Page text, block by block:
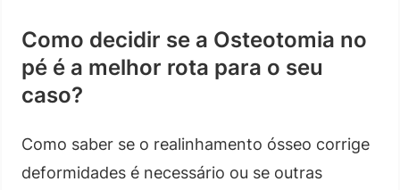
Como decidir se a Osteotomia no
pé é a melhor rota para o seu
caso?
Como saber se o realinhamento ósseo corrige
deformidades é necessário ou se outras